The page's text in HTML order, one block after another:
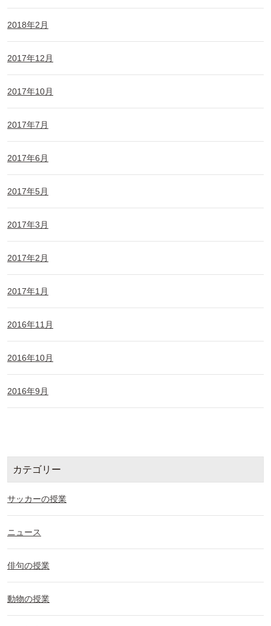
2018年2月
2017年12月
2017年10月
2017年7月
2017年6月
2017年5月
2017年3月
2017年2月
2017年1月
2016年11月
2016年10月
2016年9月
カテゴリー
サッカーの授業
ニュース
俳句の授業
動物の授業